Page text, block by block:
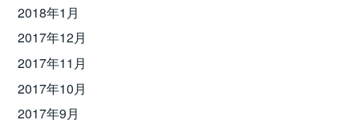
2018年1月
2017年12月
2017年11月
2017年10月
2017年9月